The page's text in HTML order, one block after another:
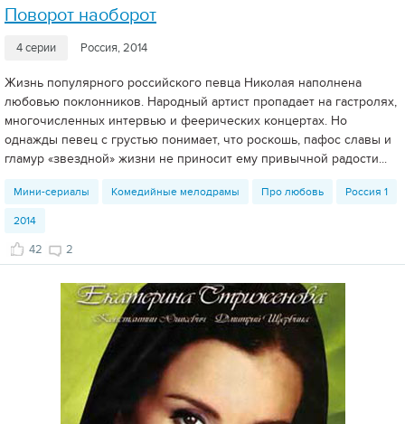
Поворот наоборот
4 серии Россия, 2014
Жизнь популярного российского певца Николая наполнена
любовью поклонников. Народный артист пропадает на гастролях,
многочисленных интервью и феерических концертах. Но
однажды певец с грустью понимает, что роскошь, пафос славы и
гламур «звездной» жизни не приносит ему привычной радости...
Мини-сериалы Комедийные мелодрамы Про любовь Россия 1
2014
42 2